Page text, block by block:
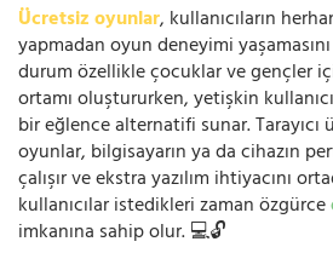
Ücretsiz oyunlar, kullanıcıların
yapmadan oyun deneyimi
durum özellikle çocuklar ve gençler
ortamı oluştururken, yetişkin
bir eğlence alternatifi sunar.
oyunlar, bilgisayarın ya da cihazın
çalışır ve ekstra yazılım ihtiyacını
kullanıcılar istedikleri zaman özgürce
imkanına sahip olur. 💻🔓